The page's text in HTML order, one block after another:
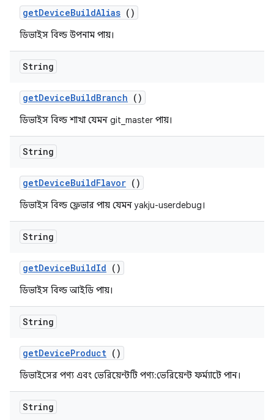
getDeviceBuildAlias ()
ডিভাইস বিল্ড উপনাম পায়।
String
getDeviceBuildBranch ()
ডিভাইস বিল্ড শাখা যেমন git_master পায়।
String
getDeviceBuildFlavor ()
ডিভাইস বিল্ড ফ্লেভার পায় যেমন yakju-userdebug।
String
getDeviceBuildId ()
ডিভাইস বিল্ড আইডি পায়।
String
getDeviceProduct ()
ডিভাইসের পণ্য এবং ভেরিয়েন্টটি পণ্য:ভেরিয়েন্ট ফর্ম্যাটে পান।
String